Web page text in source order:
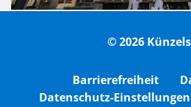
© 2026
Barrierefreiheit
Datenschutz-Einstellungen